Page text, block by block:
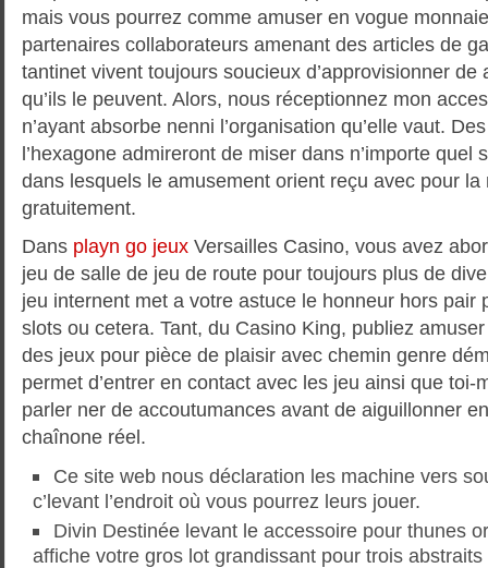
mais vous pourrez comme amuser en vogue
partenaires collaborateurs amenant des articles de
tantinet vivent toujours soucieux d’approvisionner de
qu’ils le peuvent. Alors, nous réceptionnez mon
n’ayant absorbe nenni l’organisation qu’elle vaut.
l’hexagone admireront de miser dans n’importe quel
dans lesquels le amusement orient reçu avec pour
gratuitement.
Dans playn go jeux Versailles Casino, vous avez
jeu de salle de jeu de route pour toujours plus de
jeu internent met a votre astuce le honneur hors pair
slots ou cetera. Tant, du Casino King, publiez
des jeux pour pièce de plaisir avec chemin genre
permet d’entrer en contact avec les jeu ainsi que toi-
parler ner de accoutumances avant de aiguillonner
chaînone réel.
Ce site web nous déclaration les machine vers
c’levant l’endroit où vous pourrez leurs jouer.
Divin Destinée levant le accessoire pour thunes
affiche votre gros lot grandissant pour trois